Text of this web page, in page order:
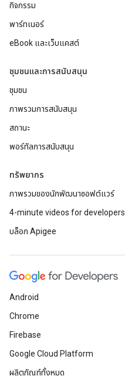
กิจกรรม
พาร์ทเนอร์
eBook และเว็บแคสต์
ชุมชนและการสนับสนุน
ชุมชน
ภาพรวมการสนับสนุน
สถานะ
พอร์ทัลการสนับสนุน
ทรัพยากร
ภาพรวมของนักพัฒนาซอฟต์แวร์
4-minute videos for developers
บล็อก Apigee
Android
Chrome
Firebase
Google Cloud Platform
ผลิตภัณฑ์ทั้งหมด